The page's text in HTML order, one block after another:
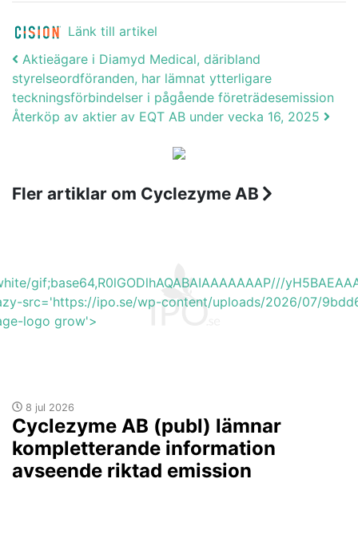
Länk till artikel
Post navigation
Aktieägare i Diamyd Medical, däribland
styrelseordföranden, har lämnat ytterligare
teckningsförbindelser i pågående företrädesemission
Återköp av aktier av EQT AB under vecka 16, 2025
Fler artiklar om Cyclezyme AB
gif;base64,R0lGODlhAQABAIAAAAAAAP///
src='https://ipo.se/wp-content/uploads/2026/07/
logo grow'>
8 jul 2026
Cyclezyme AB (publ) lämnar
kompletterande information
avseende riktad emission